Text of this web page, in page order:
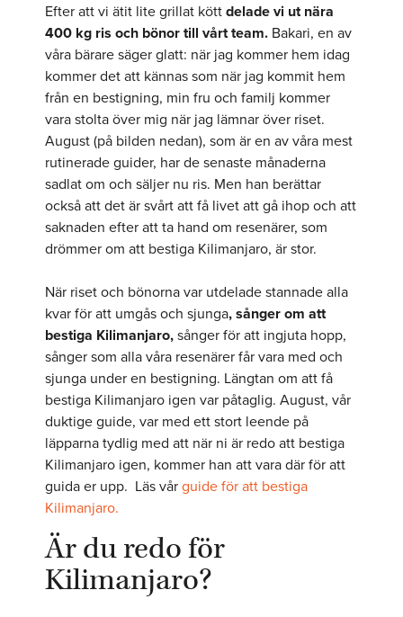
Efter att vi ätit lite grillat köttdelade vi ut nära
400 kg ris och bönor till vårt team.Bakari, en av
våra bärare säger glatt: när jag kommer hem idag
kommer det att kännas som när jag kommit hem
från en bestigning, min fru och familj kommer
vara stolta över mig när jag lämnar över riset.
August (på bilden nedan), som är en av våra mest
rutinerade guider, har de senaste månaderna
sadlat om och säljer nu ris. Men han berättar
också att det är svårt att få livet att gå ihop och att
saknaden efter att ta hand om resenärer, som
drömmer om att bestiga Kilimanjaro, är stor.
När riset och bönorna var utdelade stannade alla
kvar för att umgås och sjunga, sånger om att
bestiga Kilimanjaro,sånger för att ingjuta hopp,
sånger som alla våra resenärer får vara med och
sjunga under en bestigning. Längtan om att få
bestiga Kilimanjaro igen var påtaglig. August, vår
duktige guide, var med ett stort leende på
läpparna tydlig med att när ni är redo att bestiga
Kilimanjaro igen, kommer han att vara där för att
guida er upp. Läs vårguide för att bestiga
Kilimanjaro.
Är du redo för
Kilimanjaro?